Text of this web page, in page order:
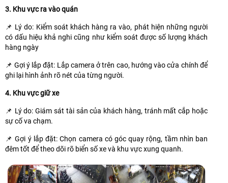
3. Khu vực ra vào quán
📌 Lý do: Kiểm soát khách hàng ra vào, phát hiện những người
có dấu hiệu khả nghi cũng như kiểm soát được số lượng khách
hàng ngày
📌 Gợi ý lắp đặt: Lắp camera ở trên cao, hướng vào cửa chính để
ghi lại hình ảnh rõ nét của từng người.
4. Khu vực giữ xe
📌 Lý do: Giám sát tài sản của khách hàng, tránh mất cắp hoặc
sự cố va chạm.
📌 Gợi ý lắp đặt: Chọn camera có góc quay rộng, tầm nhìn ban
đêm tốt để theo dõi rõ biển số xe và khu vực xung quanh.